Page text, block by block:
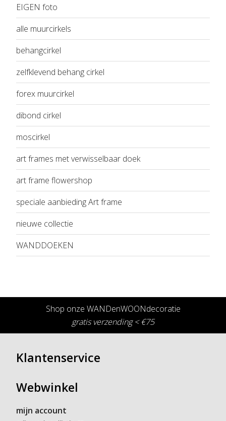
EIGEN foto
alle muurcirkels
behangcirkel
zelfklevend behang cirkel
forex muurcirkel
dibond cirkel
moscirkel
art frames met verwisselbaar doek
art frame flowershop
speciale aanbieding Art frame
nieuwe collectie
WANDDOEKEN
Shop onze WANDenWOONdecoratie
gratis verzending < €75
Klantenservice
Webwinkel
mijn account